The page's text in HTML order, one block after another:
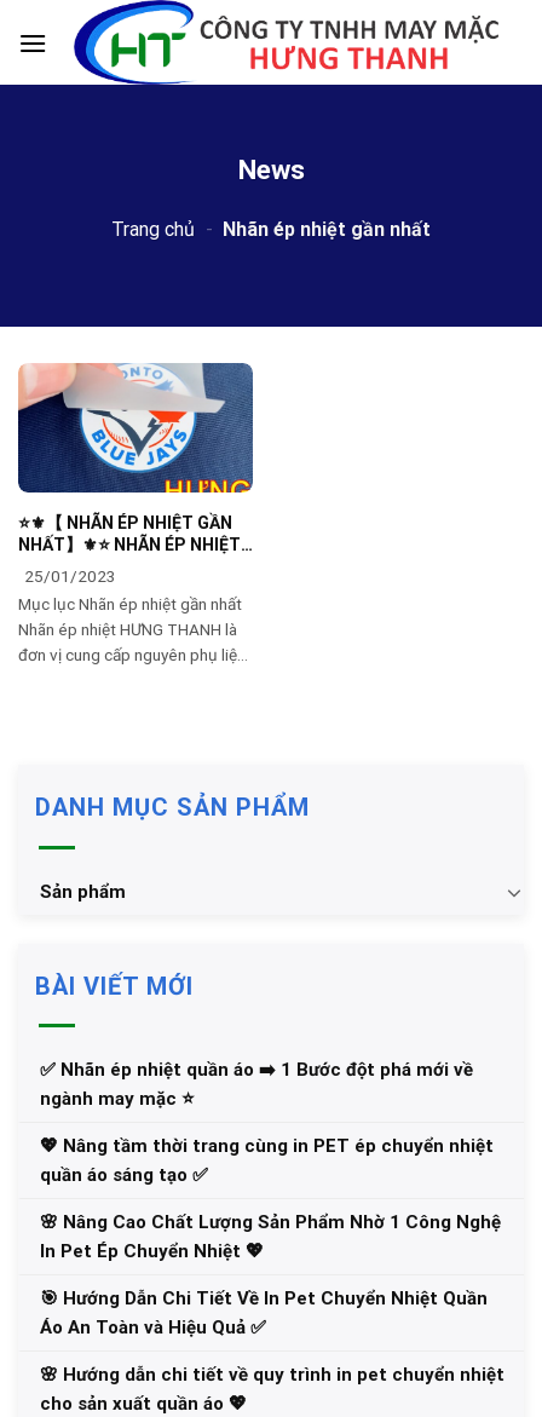
News
Trang chủ - Nhãn ép nhiệt gần nhất
⭐️⚜️【 NHÃN ÉP NHIỆT GẦN
NHẤT】⚜️⭐️ NHÃN ÉP NHIỆT
🔥🔥🔥🔥🔥
25/01/2023
Mục lục Nhãn ép nhiệt gần nhất
Nhãn ép nhiệt HƯNG THANH là
đơn vị cung cấp nguyên phụ liệu
DANH MỤC SẢN PHẨM
Sản phẩm
BÀI VIẾT MỚI
✅‪ Nhãn ép nhiệt quần áo ➡️ 1 Bước đột phá mới về
ngành may mặc ⭐️
💖 Nâng tầm thời trang cùng in PET ép chuyển nhiệt
quần áo sáng tạo ✅
🌸 Nâng Cao Chất Lượng Sản Phẩm Nhờ 1 Công Nghệ
In Pet Ép Chuyển Nhiệt 💖
🎯 Hướng Dẫn Chi Tiết Về In Pet Chuyển Nhiệt Quần
Áo An Toàn và Hiệu Quả ✅
🌸 Hướng dẫn chi tiết về quy trình in pet chuyển nhiệt
cho sản xuất quần áo 💖